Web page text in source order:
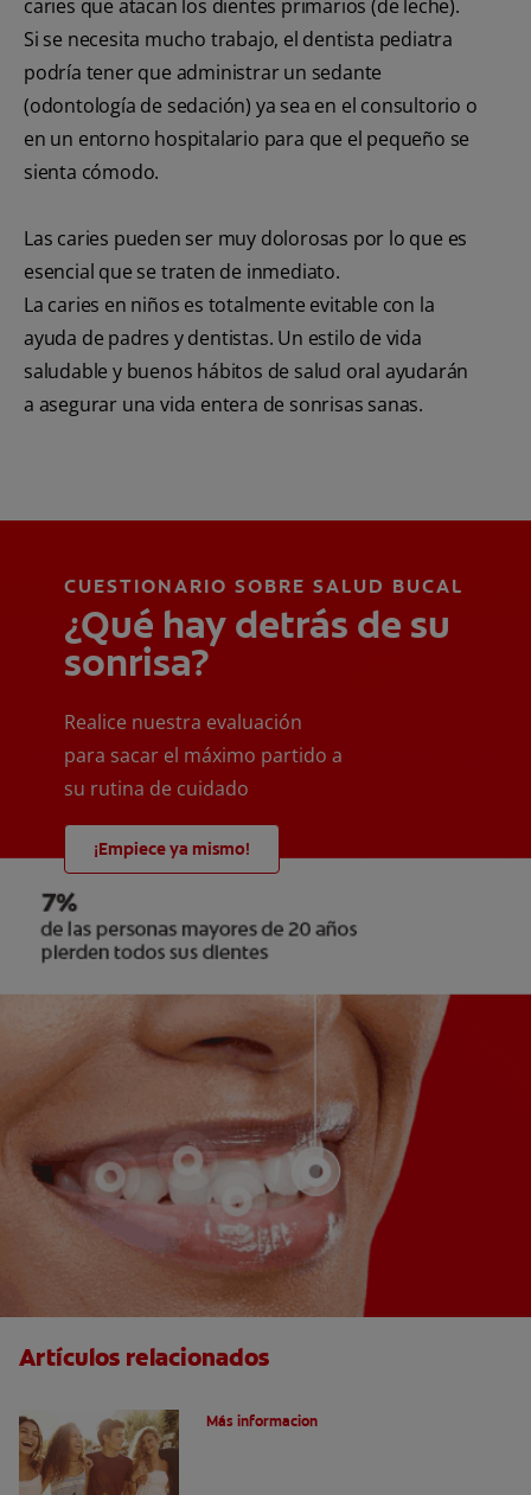
caries que atacan los dientes primarios (de leche).
Si se necesita mucho trabajo, el dentista pediatra
podría tener que administrar un sedante
(odontología de sedación) ya sea en el consultorio o
en un entorno hospitalario para que el pequeño se
sienta cómodo.
Las caries pueden ser muy dolorosas por lo que es
esencial que se traten de inmediato.
La caries en niños es totalmente evitable con la
ayuda de padres y dentistas. Un estilo de vida
saludable y buenos hábitos de salud oral ayudarán
a asegurar una vida entera de sonrisas sanas.
CUESTIONARIO SOBRE SALUD BUCAL
¿Qué hay detrás de su
sonrisa?
Realice nuestra evaluación
para sacar el máximo partido a
su rutina de cuidado
¡Empiece ya mismo!
Artículos relacionados
Más informacion